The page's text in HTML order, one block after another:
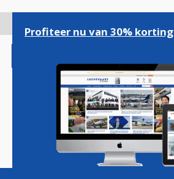
gaan
Magazine Podcasts
Profiteer nu van 30% korting